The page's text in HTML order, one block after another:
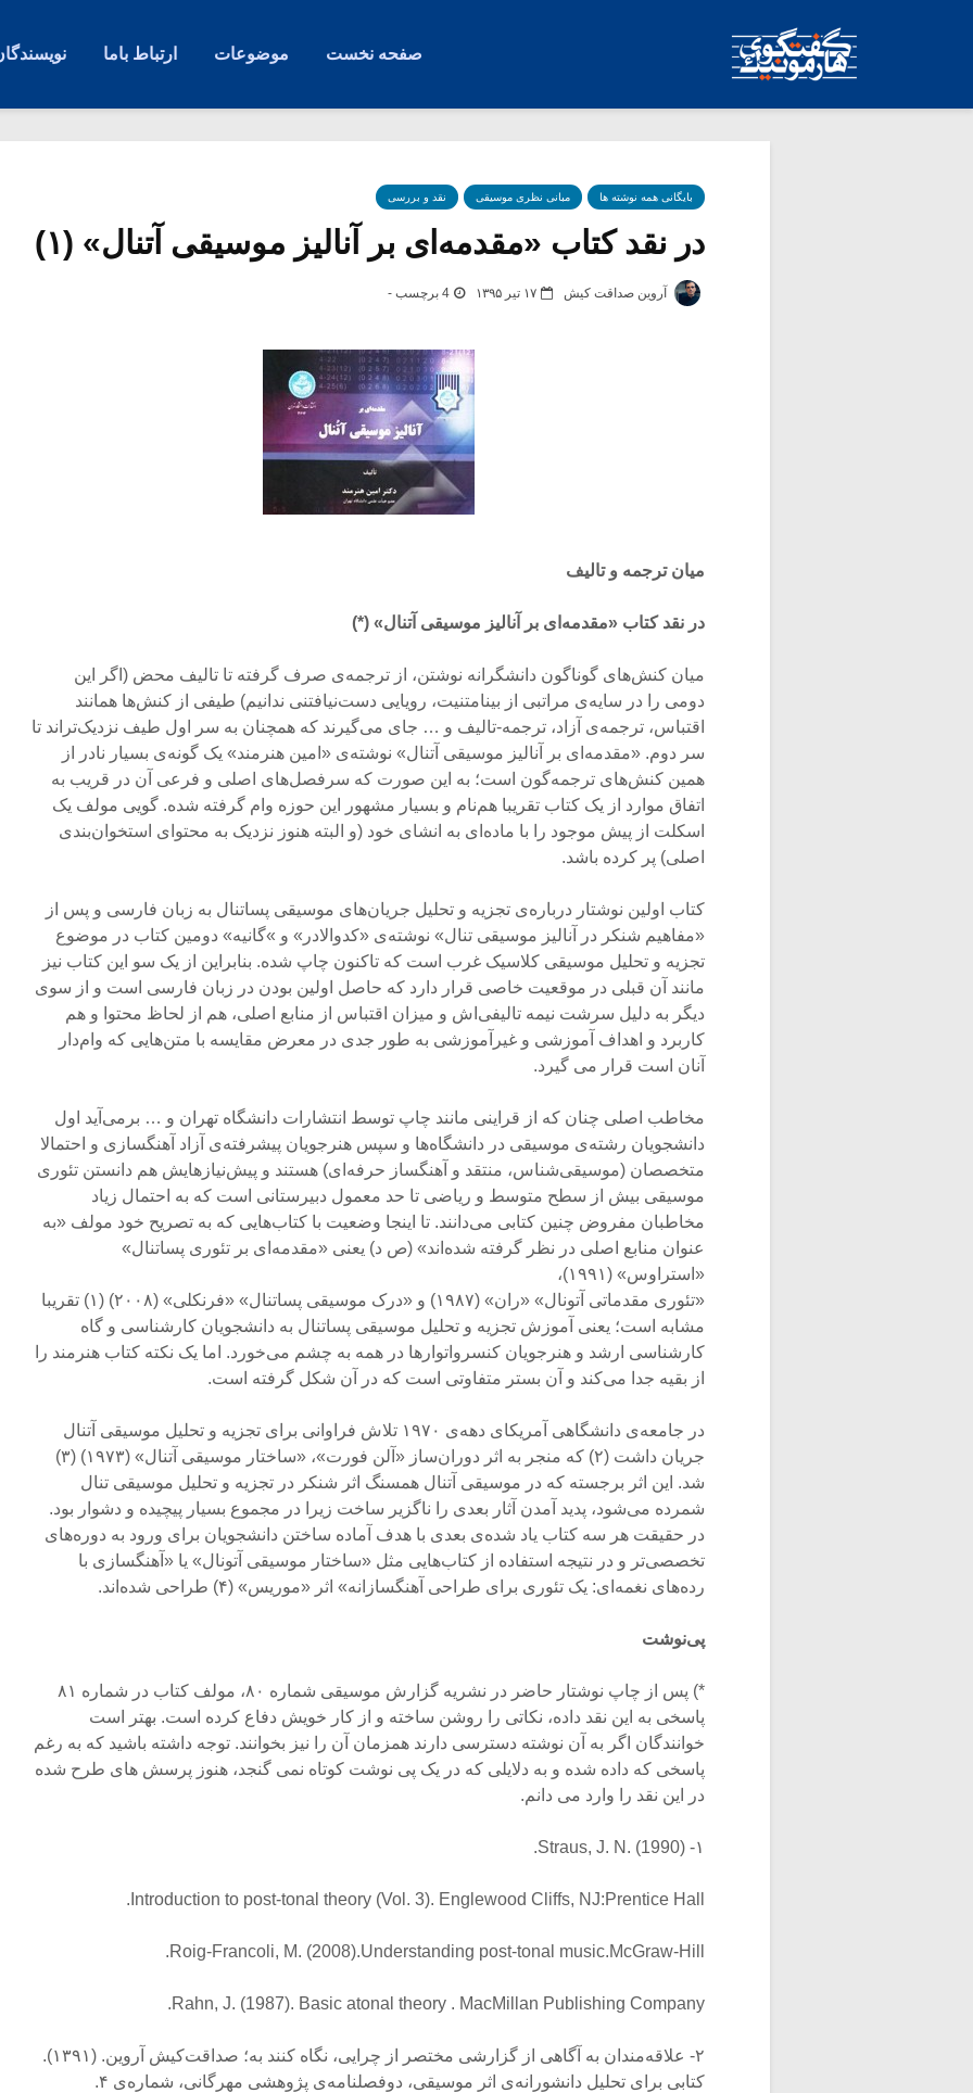
صفحه نخست موضوعات ارتباط باما
بایگانی همه نوشته ها مبانی نظری موسیقی نقد و بررسی
در نقد کتاب «مقدمه‌ای بر آنالیز موسیقی آتنال» (۱)
آروین صداقت کیش ۱۷ تیر ۱۳۹۵ 4 برچسب -
میان ترجمه و تالیف
در نقد کتاب «مقدمه‌ای بر آنالیز موسیقی آتنال» (*)
میان کنش‌های گوناگون دانشگرانه نوشتن، از ترجمه‌ی صرف گرفته تا تالیف محض (اگر این
دومی را در سایه‌ی مراتبی از بینامتنیت، رویایی دست‌نیافتنی ندانیم) طیفی از کنش‌ها همانند
اقتباس، ترجمه‌ی آزاد، ترجمه-تالیف و … جای می‌گیرند که همچنان به سر اول طیف نزدیک‌تراند تا
سر دوم. «مقدمه‌ای بر آنالیز موسیقی آتنال» نوشته‌ی «امین هنرمند» یک گونه‌ی بسیار نادر از
همین کنش‌های ترجمه‌گون است؛ به این صورت که سرفصل‌های اصلی و فرعی آن در قریب به
اتفاق موارد از یک کتاب تقریبا هم‌نام و بسیار مشهور این حوزه وام گرفته شده. گویی مولف یک
اسکلت از پیش موجود را با ماده‌ای به انشای خود (و البته هنوز نزدیک به محتوای استخوان‌بندی
اصلی) پر کرده باشد.
کتاب اولین نوشتار درباره‌ی تجزیه و تحلیل جریان‌های موسیقی پساتنال به زبان فارسی و پس از
«مفاهیم شنکر در آنالیز موسیقی تنال» نوشته‌ی «کدوالادر» و »گانیه» دومین کتاب در موضوع
تجزیه و تحلیل موسیقی کلاسیک غرب است که تاکنون چاپ شده. بنابراین از یک سو این کتاب نیز
مانند آن قبلی در موقعیت خاصی قرار دارد که حاصل اولین بودن در زبان فارسی است و از سوی
دیگر به دلیل سرشت نیمه تالیفی‌اش و میزان اقتباس از منابع اصلی‌، هم از لحاظ محتوا و هم
کاربرد و اهداف آموزشی و غیرآموزشی به طور جدی در معرض مقایسه با متن‌هایی که وام‌دار
آنان است قرار می گیرد.
مخاطب اصلی چنان که از قراینی مانند چاپ توسط انتشارات دانشگاه تهران و … برمی‌آید اول
دانشجویان رشته‌ی موسیقی در دانشگاه‌ها و سپس هنرجویان پیشرفته‌ی آزاد آهنگسازی و احتمالا
متخصصان (موسیقی‌شناس، منتقد و آهنگساز حرفه‌ای) هستند و پیش‌نیازهایش هم دانستن تئوری
موسیقی بیش از سطح متوسط و ریاضی تا حد معمول دبیرستانی است که به احتمال زیاد
مخاطبان مفروض چنین کتابی می‌دانند. تا اینجا وضعیت با کتاب‌هایی که به تصریح خود مولف «به
عنوان منابع اصلی در نظر گرفته شده‌اند» (ص د) یعنی «مقدمه‌ای بر تئوری پساتنال»
«استراوس» (۱۹۹۱)،
«تئوری مقدماتی آتونال» «ران» (۱۹۸۷) و «درک موسیقی پساتنال» «فرنکلی» (۲۰۰۸) (۱) تقریبا
مشابه است؛ یعنی آموزش تجزیه و تحلیل موسیقی پساتنال به دانشجویان کارشناسی و گاه
کارشناسی ارشد و هنرجویان کنسرواتوارها در همه به چشم می‌خورد. اما یک نکته کتاب هنرمند را
از بقیه جدا می‌کند و آن بستر متفاوتی است که در آن شکل گرفته‌ است.
در جامعه‌ی دانشگاهی آمریکای دهه‌ی ۱۹۷۰ تلاش فراوانی برای تجزیه و تحلیل موسیقی آتنال
جریان داشت (۲) که منجر به اثر دوران‌ساز «آلن فورت»، «ساختار موسیقی آتنال» (۱۹۷۳) (۳)
شد. این اثر برجسته که در موسیقی آتنال همسنگ اثر شنکر در تجزیه و تحلیل موسیقی تنال
شمرده می‌شود، پدید آمدن آثار بعدی را ناگزیر ساخت زیرا در مجموع بسیار پیچیده و دشوار بود.
در حقیقت هر سه کتاب یاد شده‌ی بعدی با هدف آماده ساختن دانشجویان برای ورود به دوره‌های
تخصصی‌تر و در نتیجه استفاده از کتاب‌هایی مثل «ساختار موسیقی آتونال» یا «آهنگسازی با
رده‌های نغمه‌ای: یک تئوری برای طراحی آهنگسازانه» اثر «موریس» (۴) طراحی شده‌اند.
پی‌نوشت‌
*) پس از چاپ نوشتار حاضر در نشریه گزارش موسیقی شماره ۸۰، مولف کتاب در شماره ۸۱
پاسخی به این نقد داده، نکاتی را روشن ساخته و از کار خویش دفاع کرده است. بهتر است
خوانندگان اگر به آن نوشته دسترسی دارند همزمان آن را نیز بخوانند. توجه داشته باشید که به رغم
پاسخی که داده شده و به دلایلی که در یک پی نوشت کوتاه نمی گنجد، هنوز پرسش های طرح شده
در این نقد را وارد می دانم.
۱- Straus, J. N. (1990).
Introduction to post-tonal theory (Vol. 3). Englewood Cliffs, NJ:Prentice Hall.
Roig-Francoli, M. (2008).Understanding post-tonal music.McGraw-Hill.
Rahn, J. (1987). Basic atonal theory . MacMillan Publishing Company.
۲- علاقه‌مندان به آگاهی از گزارشی مختصر از چرایی، نگاه کنند به؛ صداقت‌کیش آروین. (۱۳۹۱).
کتابی برای تحلیل دانشورانه‌ی اثر موسیقی، دوفصلنامه‌ی پژوهشی مهرگانی، شماره‌ی ۴.